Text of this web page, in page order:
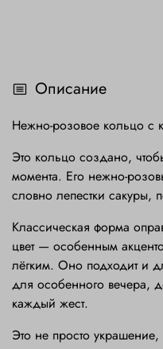
Описание
Нежно-розовое кольцо с
Это кольцо создано,
момента. Его нежно-
словно лепестки сакуры,
Классическая форма
цвет — особенным
лёгким. Оно подходит и
для особенного вечера,
каждый жест.
Это не просто